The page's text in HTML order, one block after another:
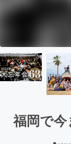
福岡で